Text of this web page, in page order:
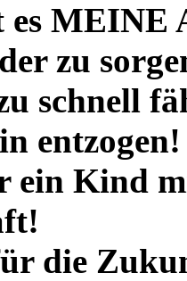
es
zu
schnell
ein Kind
die